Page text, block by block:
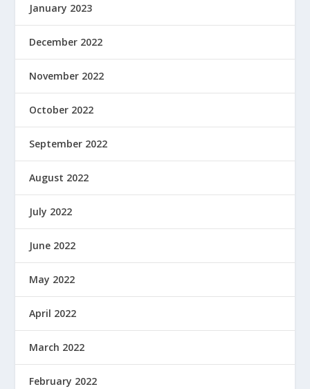
January 2023
December 2022
November 2022
October 2022
September 2022
August 2022
July 2022
June 2022
May 2022
April 2022
March 2022
February 2022